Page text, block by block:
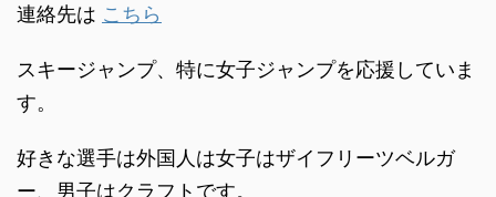
連絡先は こちら
スキージャンプ、特に女子ジャンプを応援していま
す。
好きな選手は外国人は女子はザイフリーツベルガ
ー、男子はクラフトです。